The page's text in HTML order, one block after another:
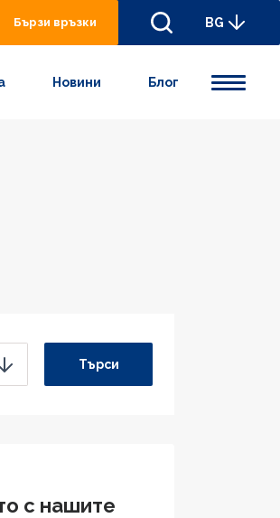
Бързи връзки BG
Новини Блог
Търси
с нашите